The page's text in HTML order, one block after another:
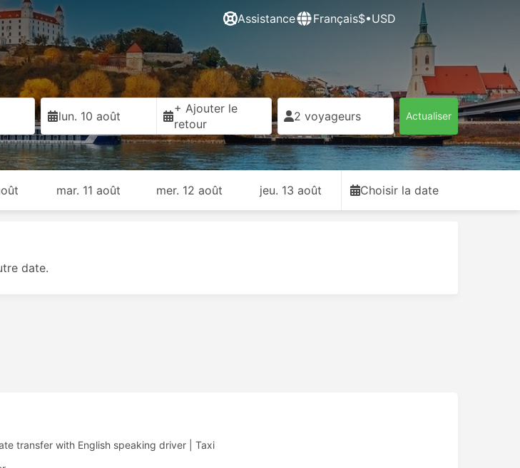
Assistance Français$•USD
lun. 10 août
+ Ajouter le
retour
2 voyageurs Actualiser
mar. 11 août mer. 12 août jeu. 13 août Choisir la date
date.
transfer with English speaking driver Taxi